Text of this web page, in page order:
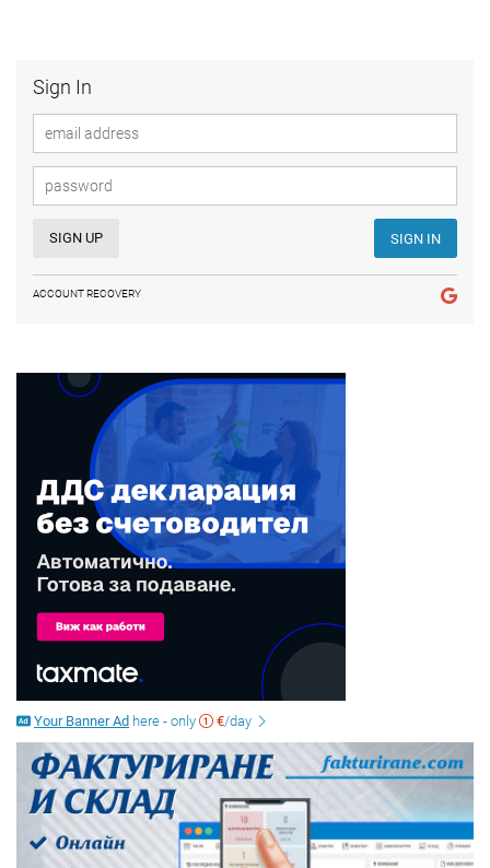
Sign In
SIGN UP SIGN IN
ACCOUNT RECOVERY
Your Banner Ad here - only €/day